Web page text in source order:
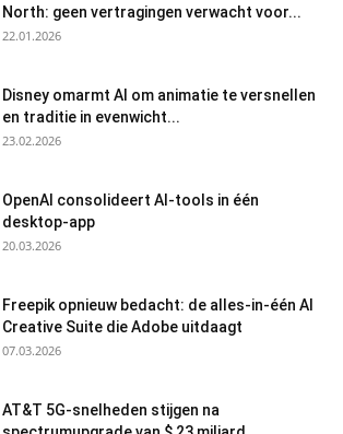
North: geen vertragingen verwacht voor...
22.01.2026
Disney omarmt AI om animatie te versnellen
en traditie in evenwicht...
23.02.2026
OpenAI consolideert AI-tools in één
desktop-app
20.03.2026
Freepik opnieuw bedacht: de alles-in-één AI
Creative Suite die Adobe uitdaagt
07.03.2026
AT&T 5G-snelheden stijgen na